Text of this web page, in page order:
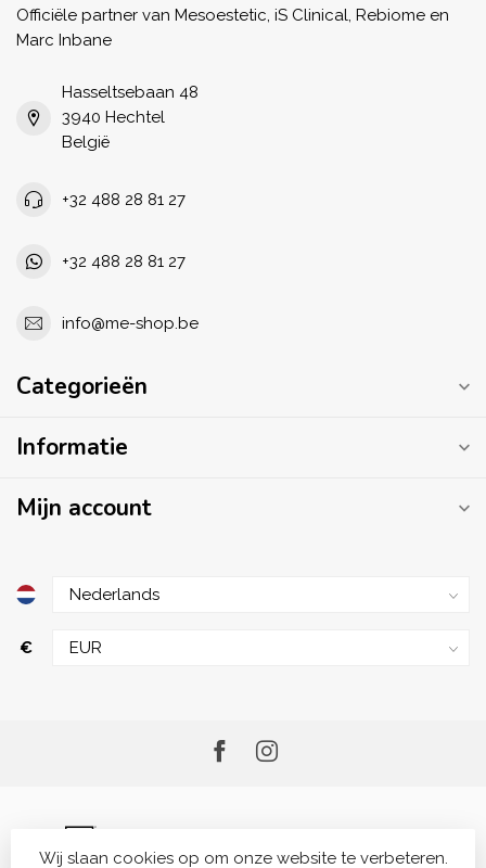
Officiële partner van Mesoestetic, iS Clinical, Rebiome en
Marc Inbane
Hasseltsebaan 48
3940 Hechtel
België
+32 488 28 81 27
+32 488 28 81 27
info@me-shop.be
Categorieën
Informatie
Mijn account
€
Wij slaan cookies op om onze website te verbeteren.